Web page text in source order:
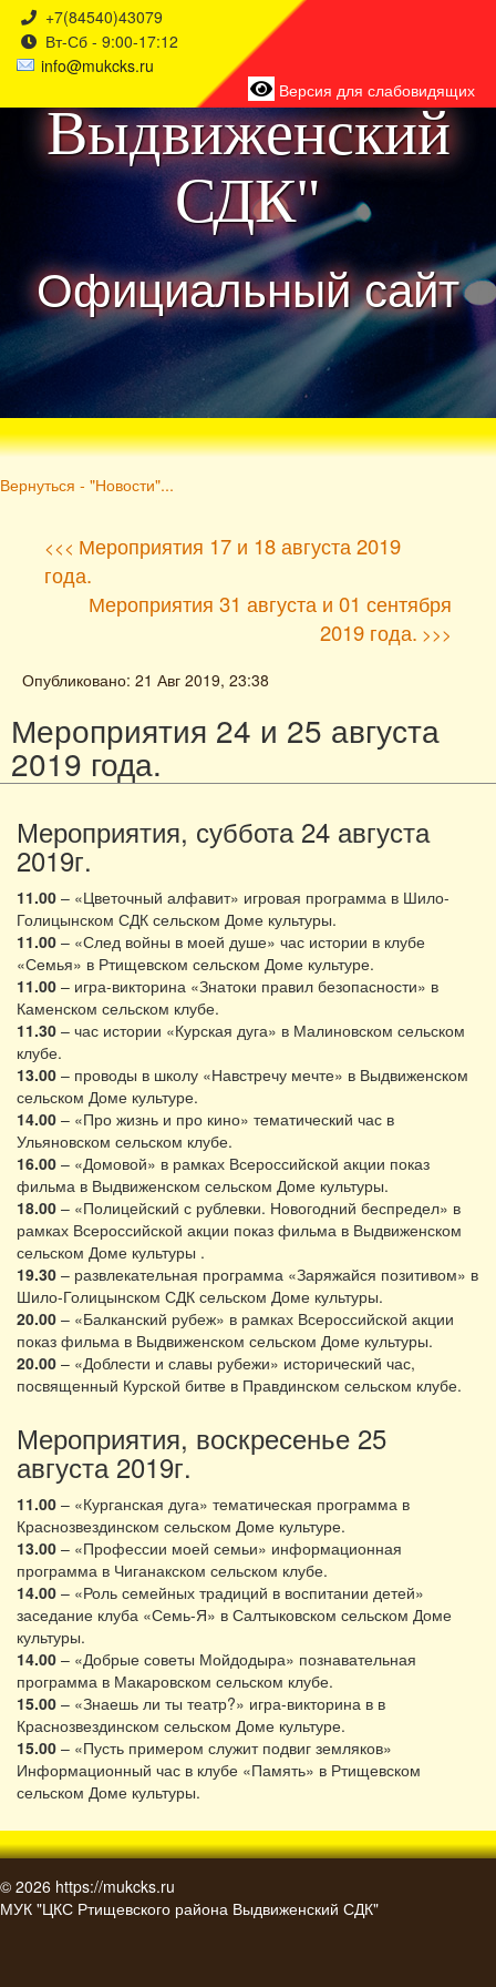
+7(84540)43079
Вт-Сб - 9:00-17:12
info@mukcks.ru
Версия для слабовидящих
района
Выдвиженский
СДК"
Официальный сайт
Вернуться - "Новости"...
<<< Мероприятия 17 и 18 августа 2019
года.
Мероприятия 31 августа и 01 сентября
2019 года. >>>
Опубликовано: 21 Авг 2019, 23:38
Мероприятия 24 и 25 августа
2019 года.
Мероприятия, суббота 24 августа
2019г.
11.00 – «Цветочный алфавит» игровая программа в Шило-
Голицынском СДК сельском Доме культуры.
11.00 – «След войны в моей душе» час истории в клубе
«Семья» в Ртищевском сельском Доме культуре.
11.00 – игра-викторина «Знатоки правил безопасности» в
Каменском сельском клубе.
11.30 – час истории «Курская дуга» в Малиновском сельском
клубе.
13.00 – проводы в школу «Навстречу мечте» в Выдвиженском
сельском Доме культуре.
14.00 – «Про жизнь и про кино» тематический час в
Ульяновском сельском клубе.
16.00 – «Домовой» в рамках Всероссийской акции показ
фильма в Выдвиженском сельском Доме культуры.
18.00 – «Полицейский с рублевки. Новогодний беспредел» в
рамках Всероссийской акции показ фильма в Выдвиженском
сельском Доме культуры .
19.30 – развлекательная программа «Заряжайся позитивом» в
Шило-Голицынском СДК сельском Доме культуры.
20.00 – «Балканский рубеж» в рамках Всероссийской акции
показ фильма в Выдвиженском сельском Доме культуры.
20.00 – «Доблести и славы рубежи» исторический час,
посвященный Курской битве в Правдинском сельском клубе.
Мероприятия, воскресенье 25
августа 2019г.
11.00 – «Курганская дуга» тематическая программа в
Краснозвездинском сельском Доме культуре.
13.00 – «Профессии моей семьи» информационная
программа в Чиганакском сельском клубе.
14.00 – «Роль семейных традиций в воспитании детей»
заседание клуба «Семь-Я» в Салтыковском сельском Доме
культуры.
14.00 – «Добрые советы Мойдодыра» познавательная
программа в Макаровском сельском клубе.
15.00 – «Знаешь ли ты театр?» игра-викторина в в
Краснозвездинском сельском Доме культуре.
15.00 – «Пусть примером служит подвиг земляков»
Информационный час в клубе «Память» в Ртищевском
сельском Доме культуры.
© 2026 https://mukcks.ru
МУК "ЦКС Ртищевского района Выдвиженский СДК"